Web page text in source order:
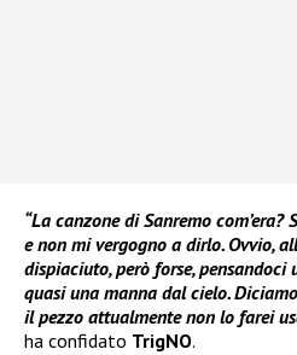
“La canzone di Sanremo com’era?
e non mi vergogno a dirlo. Ovvio,
dispiaciuto, però forse,
quasi una manna dal cielo.
il pezzo attualmente non lo farei
ha confidato TrigNO.